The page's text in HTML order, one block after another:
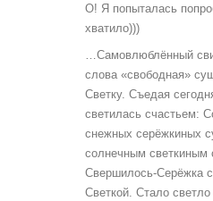
О! Я попыталась
хватило)))
…Самовлюблённый
слова «свободная»
Светку. Съедая
светилась счастьем:
снежных серёжкиных
солнечным
Свершилось-Серёжка
Светкой. Стало